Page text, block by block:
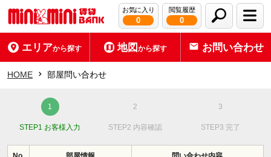
お気に入り
0
閲覧履歴
0
エリアから探す 地図から探す お問い合わせ
HOME 部屋問い合わせ
STEP1 お客様入力 STEP2 内容確認 STEP3 完了